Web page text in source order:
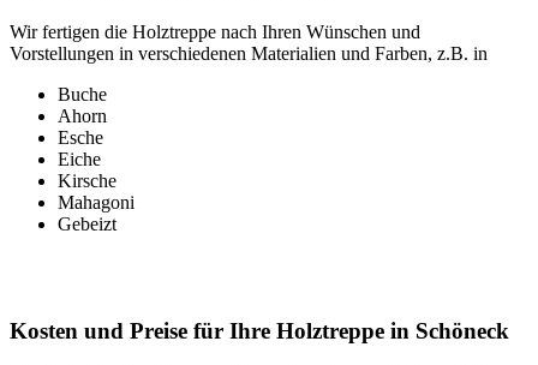
Wir fertigen die Holztreppe nach Ihren Wünschen und
Vorstellungen in verschiedenen Materialien und Farben, z.B. in
Buche
Ahorn
Esche
Eiche
Kirsche
Mahagoni
Gebeizt
Kosten und Preise für Ihre Holztreppe in Schöneck